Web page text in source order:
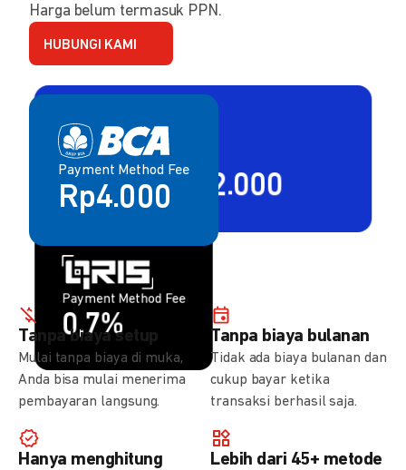
Harga belum termasuk PPN.
HUBUNGI KAMI
Payment Method Fee
Rp4.000
Payment Method Fee
2,80% + Rp2.000
Payment Method Fee
0,7%
Payment Method Fee
1,5%
Tanpa biaya setup
Mulai tanpa biaya di muka,
Anda bisa mulai menerima
pembayaran langsung.
Tanpa biaya bulanan
Tidak ada biaya bulanan dan
cukup bayar ketika
transaksi berhasil saja.
Hanya menghitung
Lebih dari 45+ metode